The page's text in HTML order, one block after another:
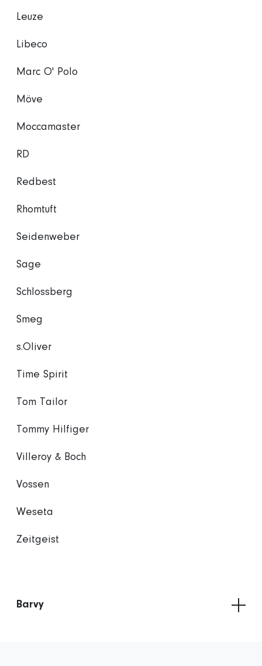
Leuze
Libeco
Marc O' Polo
Möve
Moccamaster
RD
Redbest
Rhomtuft
Seidenweber
Sage
Schlossberg
Smeg
s.Oliver
Time Spirit
Tom Tailor
Tommy Hilfiger
Villeroy & Boch
Vossen
Weseta
Zeitgeist
Barvy